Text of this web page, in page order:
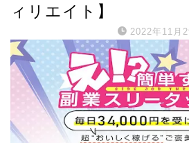
ィリエイト】
2022年11月